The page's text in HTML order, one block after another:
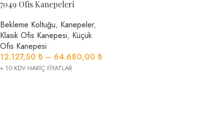
7049 Ofis Kanepeleri
Bekleme Koltuğu, Kanepeler,
Klasik Ofis Kanepesi, Küçük
Ofis Kanepesi
12.127,50 ₺ – 64.680,00 ₺
+ 10 KDV HARİÇ FİYATLAR